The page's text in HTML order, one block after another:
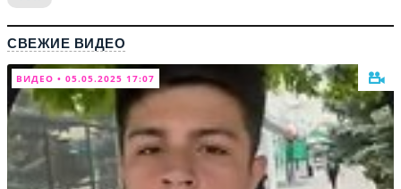
СВЕЖИЕ ВИДЕО
ВИДЕО • 05.05.2025 17:07